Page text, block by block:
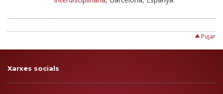
Pujar
Xarxes socials